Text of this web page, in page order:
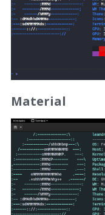
Material